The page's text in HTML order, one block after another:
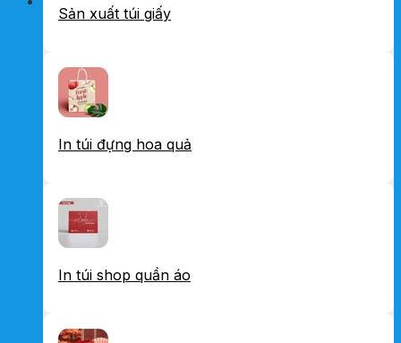
Sản xuất túi giấy
In túi đựng hoa quả
In túi shop quần áo